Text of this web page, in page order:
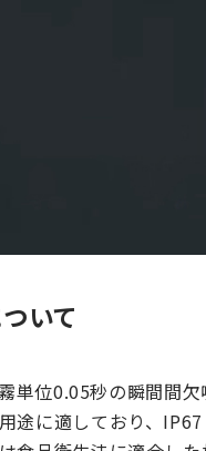
いて
単位0.05秒の瞬間間
途に適しており、